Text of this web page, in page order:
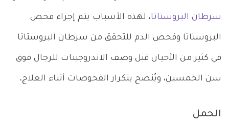
سرطان البروستاتا، لهذه الأسباب يتم إجراء فحص
البروستاتا وفحص الدم للتحقق من سرطان البروستاتا
في كثير من الأحيان قبل وصف الاندروجينات للرجال فوق
سن الخمسين، ويُنصح بتكرار الفحوصات أثناء العلاج.
الحمل